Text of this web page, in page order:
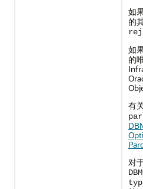
如
的
如
的
有
对